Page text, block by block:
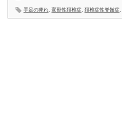
手足の痺れ 変形性頚椎症 頚椎症性脊髄症